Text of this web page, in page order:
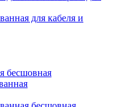
для кабеля и
бесшовная